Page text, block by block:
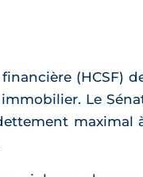
(HCSF)
Le
maximal